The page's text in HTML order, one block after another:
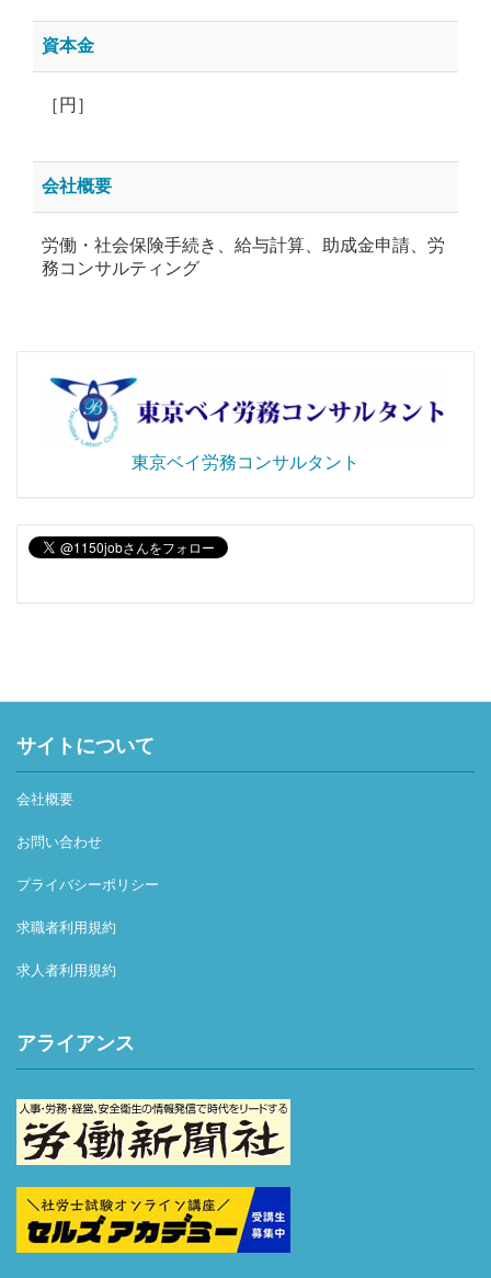
資本金
［円］
会社概要
労働・社会保険手続き、給与計算、助成金申請、労
務コンサルティング
東京ベイ労務コンサルタント
サイトについて
会社概要
お問い合わせ
プライバシーポリシー
求職者利用規約
求人者利用規約
アライアンス